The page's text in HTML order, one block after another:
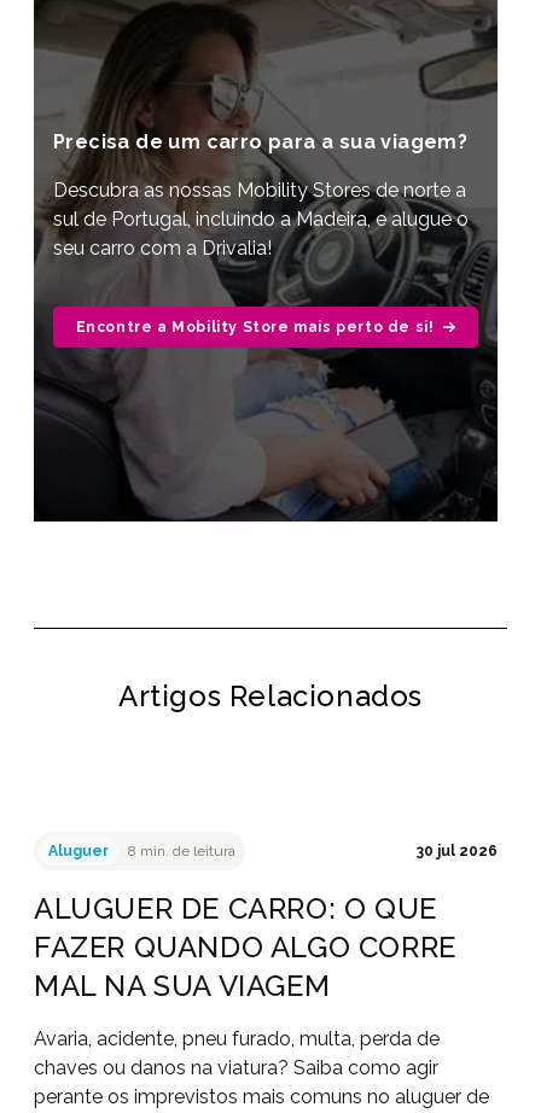
Precisa de um carro para a sua viagem?
Descubra as nossas Mobility Stores de norte a
sul de Portugal, incluindo a Madeira, e alugue o
seu carro com a Drivalia!
Encontre a Mobility Store mais perto de si!
Artigos Relacionados
Aluguer 8 min. de leitura 30 jul 2026
ALUGUER DE CARRO: O QUE
FAZER QUANDO ALGO CORRE
MAL NA SUA VIAGEM
Avaria, acidente, pneu furado, multa, perda de
chaves ou danos na viatura? Saiba como agir
perante os imprevistos mais comuns no aluguer de